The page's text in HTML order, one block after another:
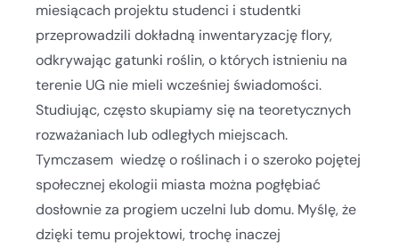
miesiącach projektu studenci i studentki
przeprowadzili dokładną inwentaryzację flory,
odkrywając gatunki roślin, o których istnieniu na
terenie UG nie mieli wcześniej świadomości.
Studiując, często skupiamy się na teoretycznych
rozważaniach lub odległych miejscach.
Tymczasem wiedzę o roślinach i o szeroko pojętej
społecznej ekologii miasta można pogłębiać
dosłownie za progiem uczelni lub domu. Myślę, że
dzięki temu projektowi, trochę inaczej